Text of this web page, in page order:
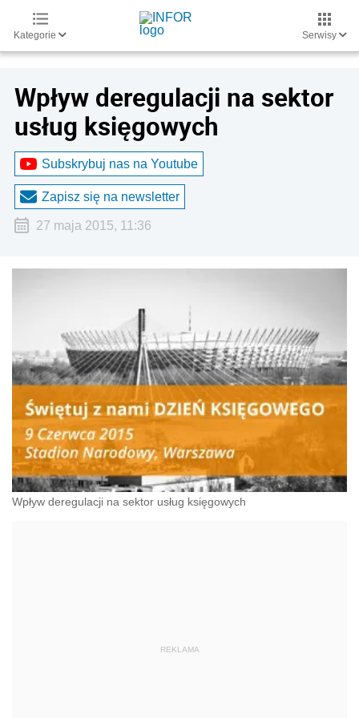
Kategorie Serwisy
Wpływ deregulacji na sektor
usług księgowych
Subskrybuj nas na Youtube
Zapisz się na newsletter
27 maja 2015, 11:36
Wpływ deregulacji na sektor usług księgowych